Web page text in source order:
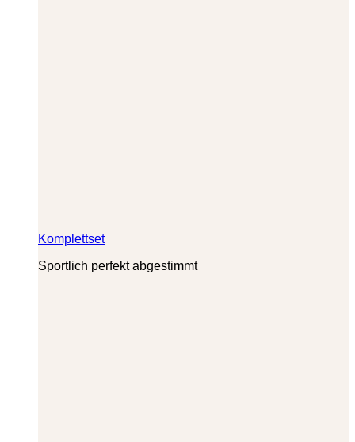
Komplettset
Sportlich perfekt abgestimmt